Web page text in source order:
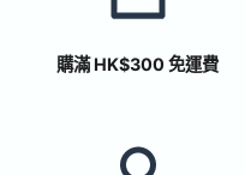
購滿 HK$300 免運費